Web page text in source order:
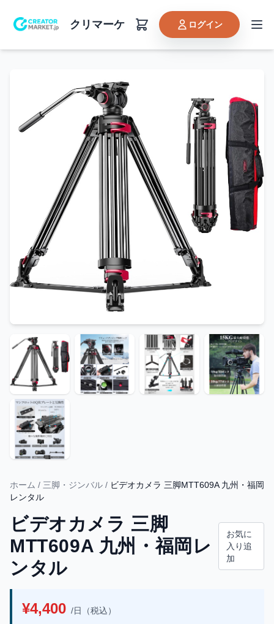
クリマーケ ログイン
ホーム / 三脚・ジンバル / ビデオカメラ 三脚MTT609A 九州・福岡
レンタル
ビデオカメラ 三脚
MTT609A 九州・福岡レ
ンタル
お気に
入り追
加
¥4,400 /日（税込）